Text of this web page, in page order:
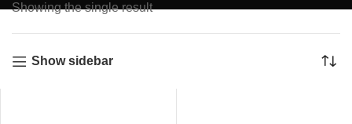
Showing the single result
Show sidebar